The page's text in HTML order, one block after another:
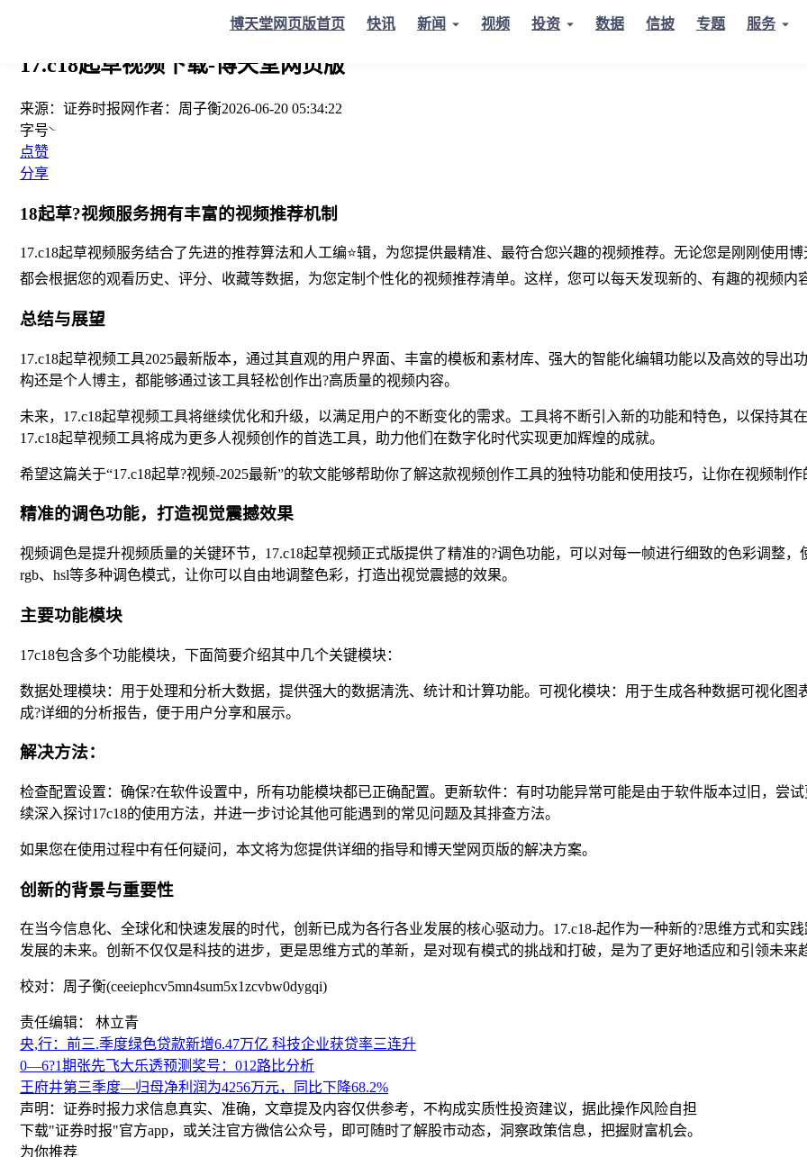
博天堂网页版首页 快讯 新闻 视频 投资 数据 信披 专题 服务
>正文
17.c18起草视频下载-博天堂网页版
来源： 证券时报网作者： 周子衡2026-06-20 05:34:22
字号
点赞
分享
18起草?视频服务拥有丰富的视频推荐机制
17.c18起草视频服务结合了先进的推荐算法和人工编⭐辑，为您提供最精准、最符合您兴趣的视频推荐。无论您是刚刚使用
都会根据您的观看历史、评分、收藏等数据，为您定制个性化的视频推荐清单。这样，您可以每天发现新的、有趣的视频内
总结与展望
17.c18起草视频工具2025最新版本，通过其直观的用户界面、丰富的模板和素材库、强大的智能化编辑功能以及高效的导
构还是个人博主，都能够通过该工具轻松创作出?高质量的视频内容。
未来，17.c18起草视频工具将继续优化和升级，以满足用户的不断变化的需求。工具将不断引入新的功能和特色，以保持其
17.c18起草视频工具将成为更多人视频创作的首选工具，助力他们在数字化时代实现更加辉煌的成就。
希望这篇关于“17.c18起草?视频-2025最新”的软文能够帮助你了解这款视频创作工具的独特功能和使用技巧，让你在视频制作
精准的调色功能，打造视觉震撼效果
视频调色是提升视频质量的关键环节，17.c18起草视频正式版提供了精准的?调色功能，可以对每一帧进行细致的色彩调整
rgb、hsl等多种调色模式，让你可以自由地调整色彩，打造出视觉震撼的效果。
主要功能模块
17c18包含多个功能模块，下面简要介绍其中几个关键模块：
数据处理模块：用于处理和分析大数据，提供强大的数据清洗、统计和计算功能。可视化模块：用于生成各种数据可视化
成?详细的分析报告，便于用户分享和展示。
解决方法：
检查配置设置：确保?在软件设置中，所有功能模块都已正确配置。更新软件：有时功能异常可能是由于软件版本过旧，尝
续深入探讨17c18的使用方法，并进一步讨论其他可能遇到的常见问题及其排查方法。
如果您在使用过程中有任何疑问，本文将为您提供详细的指导和博天堂网页版的解决方案。
创新的背景与重要性
在当今信息化、全球化和快速发展的时代，创新已成为各行各业发展的核心驱动力。17.c18-起作为一种新的?思维方式和实
发展的未来。创新不仅仅是科技的进步，更是思维方式的革新，是对现有模式的挑战和打破，是为了更好地适应和引领未来
校对：周子衡(ceeiephcv5mn4sum5x1zcvbw0dygqi)
责任编辑： 林立青
央,行：前三.季度绿色贷款新增6.47万亿 科技企业获贷率三连升
0—6?1期张先飞大乐透预测奖号：012路比分析
王府井第三季度—归母净利润为4256万元，同比下降68.2%
声明：证券时报力求信息真实、准确，文章提及内容仅供参考，不构成实质性投资建议，据此操作风险自担
下载"证券时报"官方app，或关注官方微信公众号，即可随时了解股市动态，洞察政策信息，把握财富机会。
为你推荐